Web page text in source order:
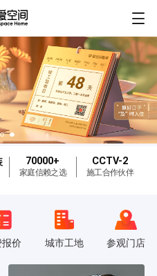
70000+
家庭信赖之选
CCTV-2
施工合作伙伴
价 城市工地 参观门店